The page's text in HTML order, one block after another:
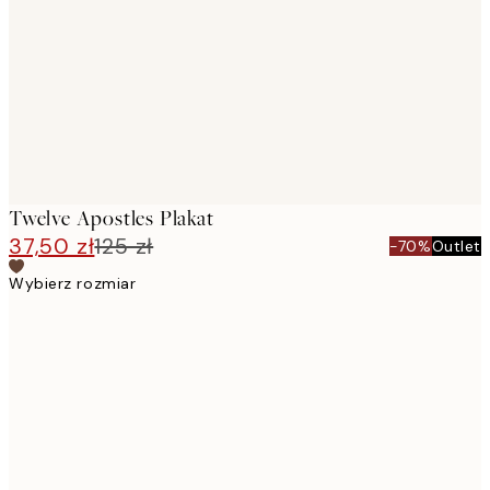
Twelve Apostles Plakat
37,50 zł125 zł -70%Outlet
Wybierz rozmiar